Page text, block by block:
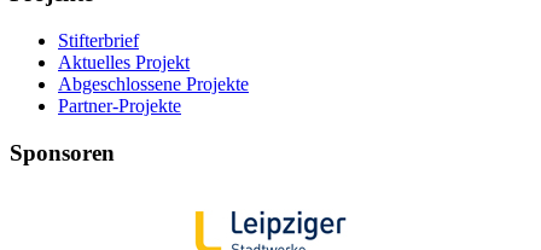
Stifterbrief
Aktuelles Projekt
Abgeschlossene Projekte
Partner-Projekte
Sponsoren